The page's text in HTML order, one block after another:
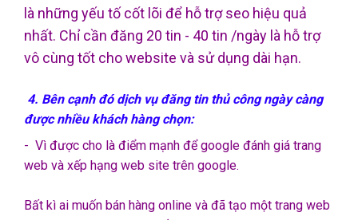
là những yếu tố cốt lõi để hỗ trợ seo hiệu quả
nhất. Chỉ cần đăng 20 tin - 40 tin /ngày là hỗ trợ
vô cùng tốt cho website và sử dụng dài hạn.
4. Bên cạnh đó dịch vụ đăng tin thủ công ngày càng
được nhiều khách hàng chọn:
- Vì được cho là điểm mạnh để google đánh giá trang
web và xếp hạng web site trên google.
Bất kì ai muốn bán hàng online và đã tạo một trang web